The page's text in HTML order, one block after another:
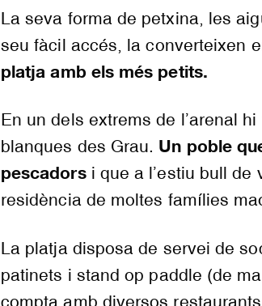
La seva forma de petxina, les
seu fàcil accés, la converteixen
platja amb els més petits.
En un dels extrems de l’arenal
blanques des Grau. Un poble
pescadorsi que a l’estiu bull de
residència de moltes famílies
La platja disposa de servei de
patinets i stand op paddle (de
compta amb diversos